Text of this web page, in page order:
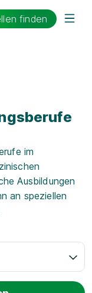
finden
im
Ausbildungen
an speziellen